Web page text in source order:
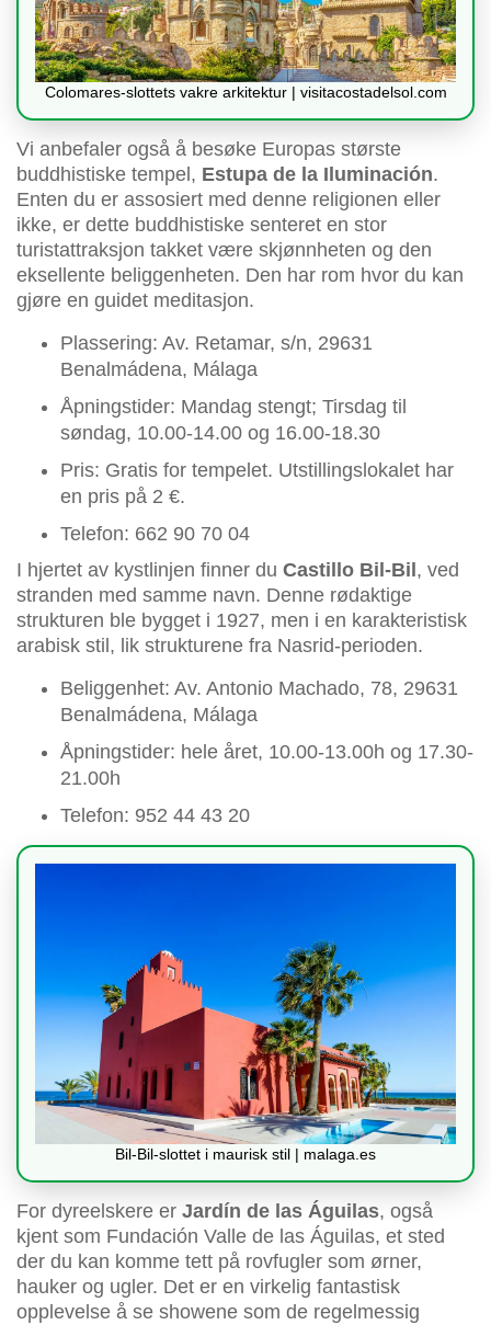
Colomares-slottets vakre arkitektur | visitacostadelsol.com
Vi anbefaler også å besøke Europas største
buddhistiske tempel, Estupa de la Iluminación.
Enten du er assosiert med denne religionen eller
ikke, er dette buddhistiske senteret en stor
turistattraksjon takket være skjønnheten og den
eksellente beliggenheten. Den har rom hvor du kan
gjøre en guidet meditasjon.
Plassering: Av. Retamar, s/n, 29631
Benalmádena, Málaga
Åpningstider: Mandag stengt; Tirsdag til
søndag, 10.00-14.00 og 16.00-18.30
Pris: Gratis for tempelet. Utstillingslokalet har
en pris på 2 €.
Telefon: 662 90 70 04
I hjertet av kystlinjen finner du Castillo Bil-Bil , ved
stranden med samme navn. Denne rødaktige
strukturen ble bygget i 1927, men i en karakteristisk
arabisk stil, lik strukturene fra Nasrid-perioden.
Beliggenhet: Av. Antonio Machado, 78, 29631
Benalmádena, Málaga
Åpningstider: hele året, 10.00-13.00h og 17.30-
21.00h
Telefon: 952 44 43 20
Bil-Bil-slottet i maurisk stil | malaga.es
For dyreelskere er Jardín de las Águilas, også
kjent som Fundación Valle de las Águilas, et sted
der du kan komme tett på rovfugler som ørner,
hauker og ugler. Det er en virkelig fantastisk
opplevelse å se showene som de regelmessig